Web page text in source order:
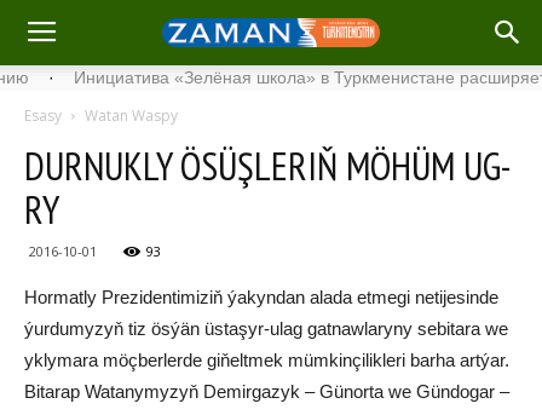
Инициатива «Зелёная школа» в Туркменистане расширяет свой
Esasy Watan Waspy
DUR­NUK­LY ÖSÜŞ­LE­RIŇ MÖ­HÜM UG­
RY
2016-10-01 93
Hor­mat­ly Pre­zi­den­ti­mi­ziň ýa­kyn­dan ala­da et­me­gi ne­ti­je­sin­de
ýur­du­my­zyň tiz ös­ýän üs­ta­şyr-ulag gat­naw­la­ry­ny se­bi­ta­ra we
yk­ly­ma­ra möç­ber­ler­de gi­ňelt­mek müm­kin­çi­lik­le­ri bar­ha art­ýar.
Bi­ta­rap Wa­ta­ny­my­zyň De­mir­ga­zyk – Gü­nor­ta we Gün­do­gar –